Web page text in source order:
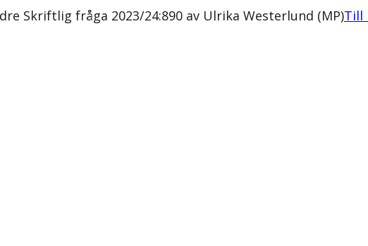
Skriftlig fråga 2023/24:890 av Ulrika Westerlund (MP)Till